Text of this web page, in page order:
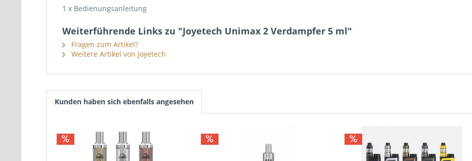
1 x Bedienungsanleitung
Weiterführende Links zu "Joyetech Unimax 2 Verdampfer 5 ml"
Fragen zum Artikel?
Weitere Artikel von Joyetech
Kunden haben sich ebenfalls angesehen